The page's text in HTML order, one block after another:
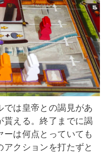
では皇帝との謁見があ
貰える。終了までに謁
ーは何点とっていても
クションを打たずと